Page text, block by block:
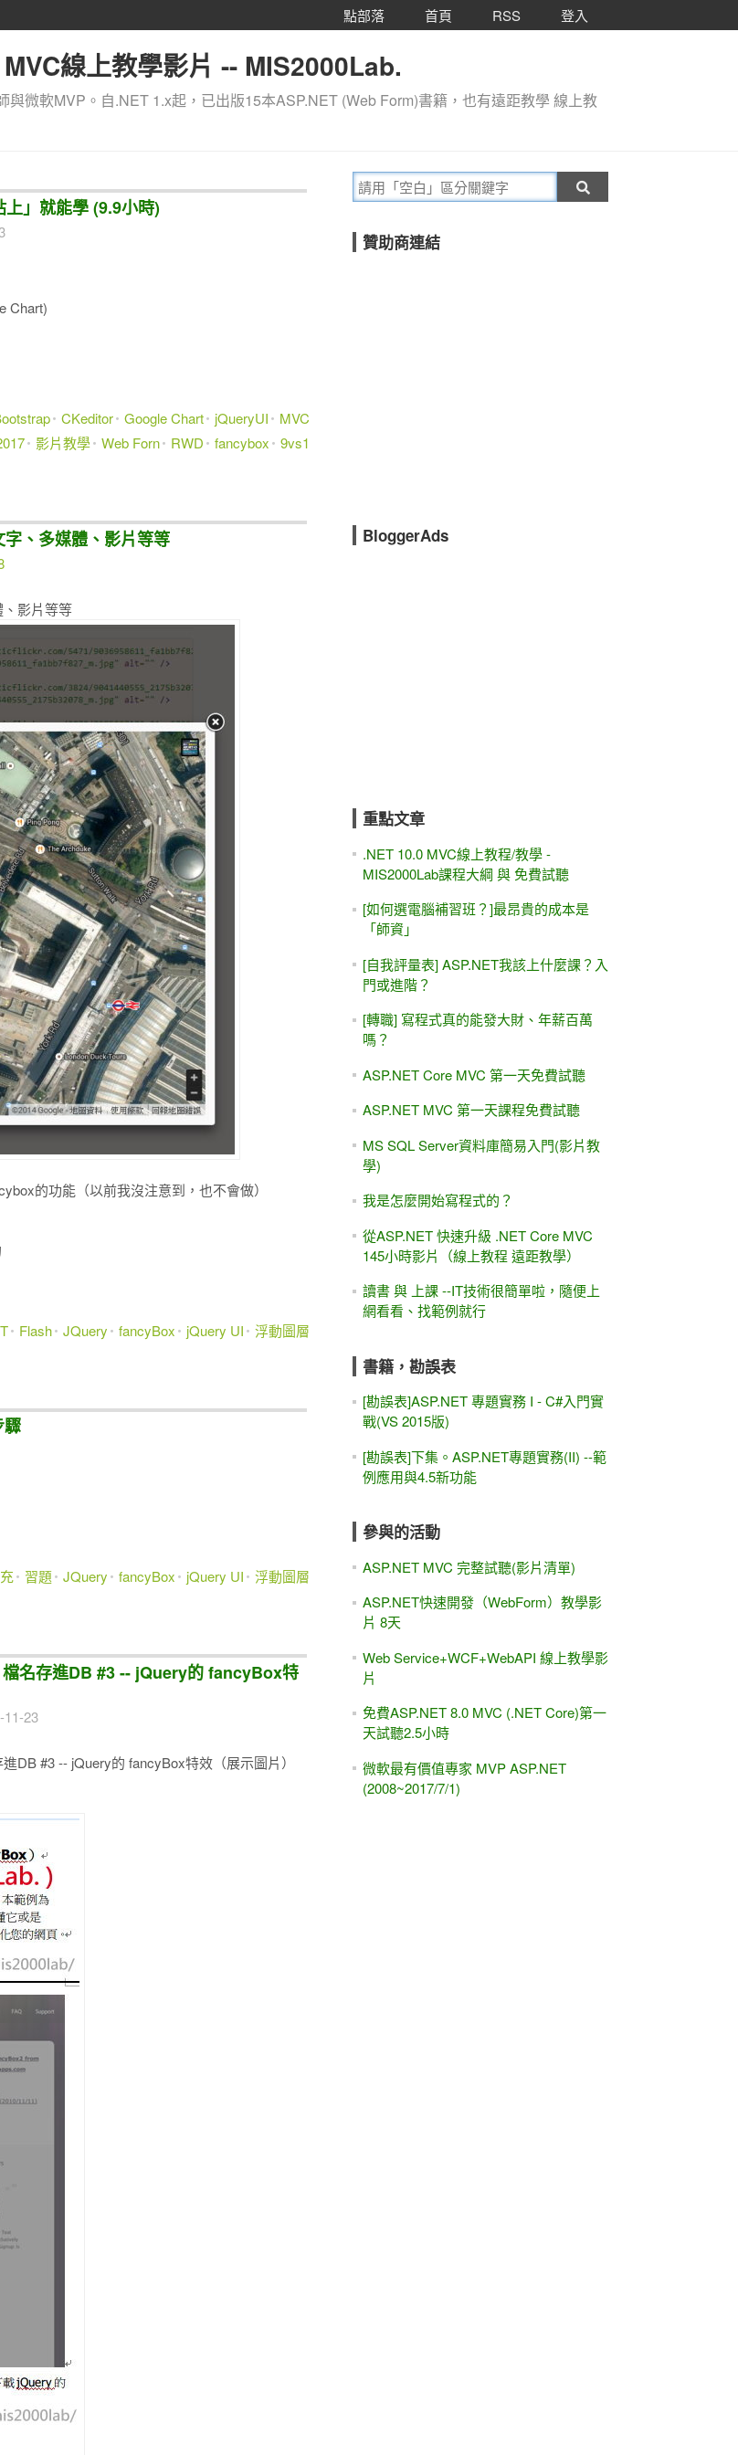
點部落 首頁 RSS 登入
線上教學影片 -- MIS2000Lab.
微軟MVP。自.NET 1.x起，已出版15本ASP.NET (Web Form)書籍，也有遠距教學 線上教
」就能學 (9.9小時)
Chart)
CKeditor Google Chart jQueryUI
MVC
影片教學 Web Forn RWD fancybox 9vs1
、多媒體、影片等等
影片等等
的功能（以前我沒注意到，也不會做）
Flash JQuery fancyBox jQuery UI 浮動圖層
習題 JQuery fancyBox jQuery UI 浮動圖層
名存進DB #3 -- jQuery的 fancyBox特
11-23
DB #3 -- jQuery的 fancyBox特效（展示圖片）
贊助商連結
BloggerAds
重點文章
.NET 10.0 MVC線上教程/教學 -
MIS2000Lab課程大綱 與 免費試聽
[如何選電腦補習班？]最昂貴的成本是
「師資」
[自我評量表] ASP.NET我該上什麼課？入
門或進階？
[轉職] 寫程式真的能發大財、年薪百萬
嗎？
ASP.NET Core MVC 第一天免費試聽
ASP.NET MVC 第一天課程免費試聽
MS SQL Server資料庫簡易入門(影片教
學)
我是怎麼開始寫程式的？
從ASP.NET 快速升級 .NET Core MVC
145小時影片（線上教程 遠距教學）
讀書 與 上課 --IT技術很簡單啦，隨便上
網看看、找範例就行
書籍，勘誤表
[勘誤表]ASP.NET 專題實務 I - C#入門實
戰(VS 2015版)
[勘誤表]下集。ASP.NET專題實務(II) --範
例應用與4.5新功能
參與的活動
ASP.NET MVC 完整試聽(影片清單)
ASP.NET快速開發（WebForm）教學影
片 8天
Web Service+WCF+WebAPI 線上教學影
片
免費ASP.NET 8.0 MVC (.NET Core)第一
天試聽2.5小時
微軟最有價值專家 MVP ASP.NET
(2008~2017/7/1)